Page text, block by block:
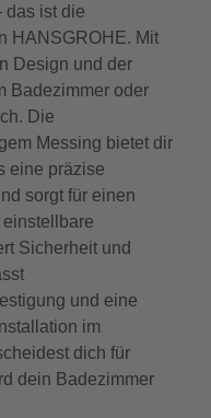
das ist die
HANSGROHE. Mit
Design und der
Badezimmer oder
Die
Messing bietet dir
eine präzise
sorgt für einen
Sicherheit und
und eine
im
dich für
dein Badezimmer